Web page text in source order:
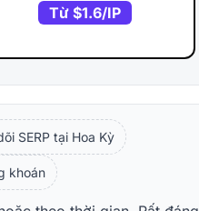
Từ$1.6/IP
SERP tại Hoa Kỳ
khoán